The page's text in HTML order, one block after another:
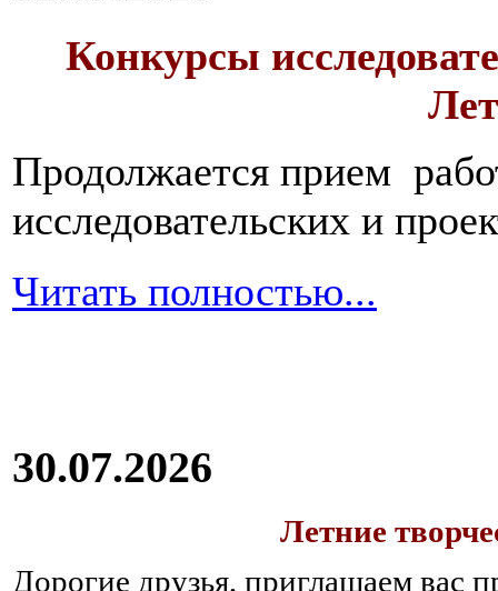
Конкурсы
Продолжается прием
исследовательских и
Читать полностью...
30.07.2026
Летние
Дорогие друзья, приглашаем вас